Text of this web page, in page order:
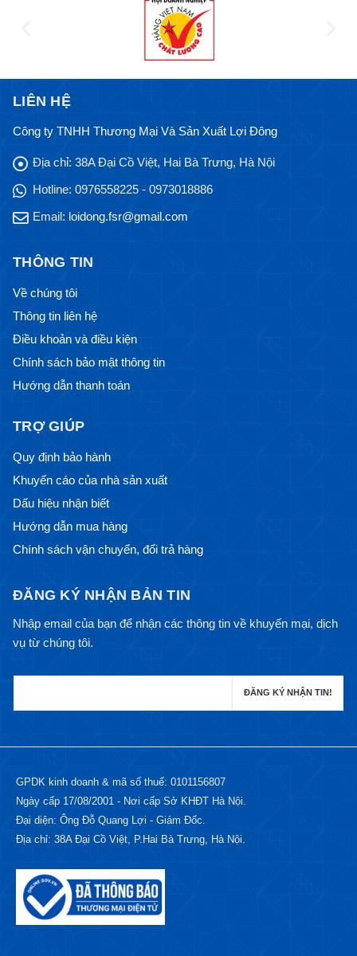
LIÊN HỆ
Công ty TNHH Thương Mại Và Sản Xuất Lợi Đông
Địa chỉ: 38A Đại Cồ Việt, Hai Bà Trưng, Hà Nội
Hotline: 0976558225 - 0973018886
Email: loidong.fsr@gmail.com
THÔNG TIN
Về chúng tôi
Thông tin liên hệ
Điều khoản và điều kiện
Chính sách bảo mật thông tin
Hướng dẫn thanh toán
TRỢ GIÚP
Quy định bảo hành
Khuyến cáo của nhà sản xuất
Dấu hiệu nhận biết
Hướng dẫn mua hàng
Chính sách vận chuyển, đổi trả hàng
ĐĂNG KÝ NHẬN BẢN TIN
Nhập email của bạn để nhận các thông tin về khuyến mại, dịch
vụ từ chúng tôi.
GPDK kinh doanh & mã số thuế: 0101156807
Ngày cấp 17/08/2001 - Nơi cấp Sở KHĐT Hà Nội.
Đại diện: Ông Đỗ Quang Lợi - Giám Đốc.
Địa chỉ: 38A Đại Cồ Việt, P.Hai Bà Trưng, Hà Nội.